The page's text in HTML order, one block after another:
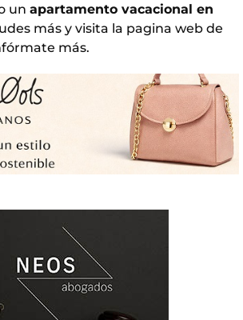
un apartamento vacacional en
más y visita la pagina web de
más.